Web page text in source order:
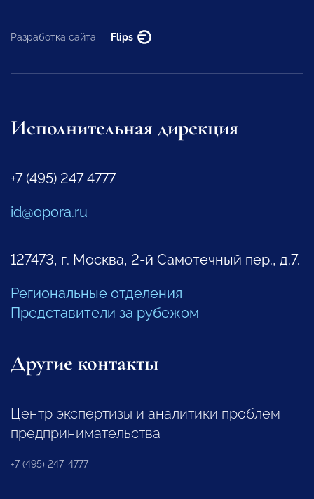
Разработка сайта — Flips
Исполнительная дирекция
+7 (495) 247 4777
id@opora.ru
127473, г. Москва, 2-й Самотечный пер., д.7.
Региональные отделения
Представители за рубежом
Другие контакты
Центр экспертизы и аналитики проблем
предпринимательства
+7 (495) 247-4777